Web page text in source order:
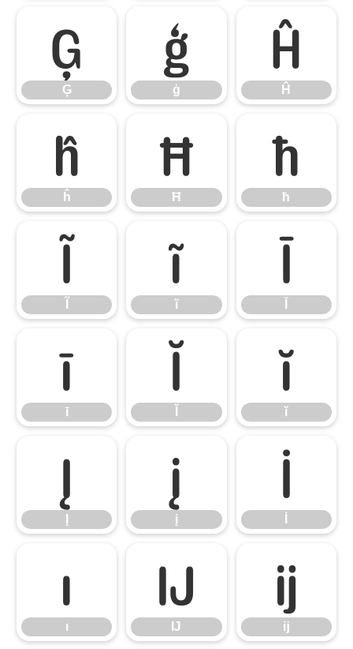
Ģ
Ģ ģ
ģ Ĥ
Ĥ
ĥ
ĥ Ħ
Ħ ħ
ħ
Ĩ ĩ
ĩ Ī
ī
ī Ĭ ĭ
ĭ
Į į
į İ
ı
ı Ĳ
Ĳ ĳ
ĳ